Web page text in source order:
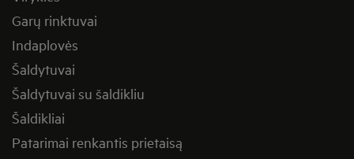
Garų rinktuvai
Indaplovės
Šaldytuvai
Šaldytuvai su šaldikliu
Šaldikliai
Patarimai renkantis prietaisą